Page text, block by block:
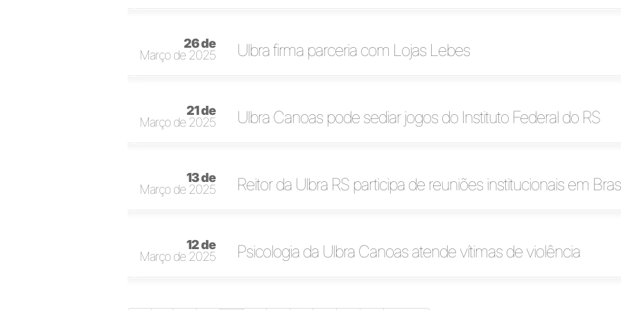
26 de
Março de 2025
Ulbra firma parceria com Lojas Lebes
21 de
Março de 2025
Ulbra Canoas pode sediar jogos do Instituto Federal do RS
13 de
Março de 2025
Reitor da Ulbra RS participa de reuniões institucionais em
12 de
Março de 2025
Psicologia da Ulbra Canoas atende vítimas de violência